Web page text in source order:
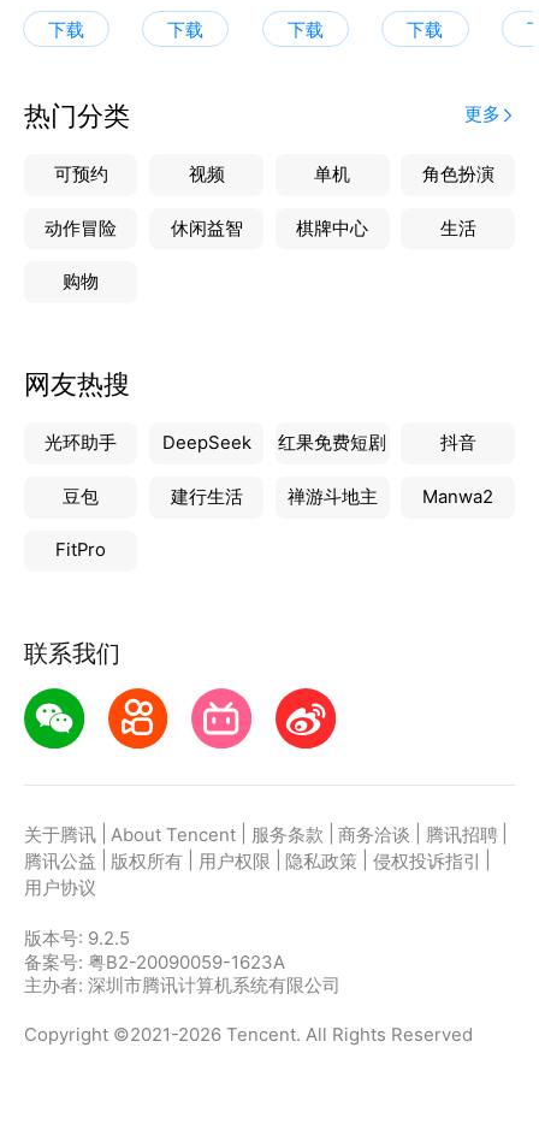
下载 下载 下载 下载
热门分类 更多
可预约 视频 单机 角色扮演
动作冒险 休闲益智 棋牌中心 生活
购物
网友热搜
光环助手 DeepSeek 红果免费短剧 抖音
豆包 建行生活 禅游斗地主 Manwa2
FitPro
联系我们
关于腾讯 About Tencent 服务条款 商务洽谈 腾讯招聘
腾讯公益
版权所有 用户权限 隐私政策 侵权投诉指引
用户协议
版本号: 9.2.5
备案号: 粤B2-20090059-1623A
主办者: 深圳市腾讯计算机系统有限公司
Copyright ©2021-2026 Tencent. All Rights Reserved